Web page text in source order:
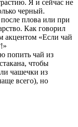
Я и сейчас не
черный.
плова или при
Как говорил
акцентом «Если чай
попить чай из
чтобы
чашечки из
всего), но